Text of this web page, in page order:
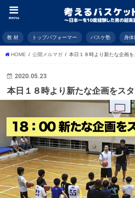
menu
教 材 トップパフォーマー バスケ塾 身体
HOME 公開メルマガ 本日１８時より新たな企画を
2020.05.23
本日１８時より新たな企画をスタ